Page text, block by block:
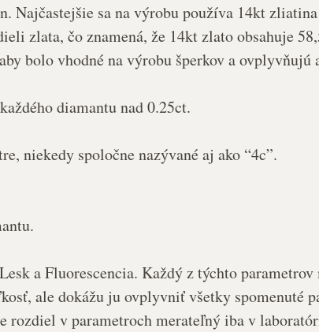
Najčastejšie sa na výrobu používa 14kt
zlata, čo znamená, že 14kt zlato obsahuje
bolo vhodné na výrobu šperkov a
diamantu nad 0.25ct.
niekedy spoločne nazývané aj ako “4c”.
aFluorescencia. Každý z týchto
ale dokážu ju ovplyvniť všetky spomenuté
rozdiel v parametroch merateľný iba v